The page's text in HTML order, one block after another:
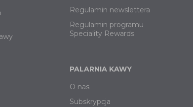
Regulamin newslettera
Regulamin programu
Speciality Rewards
PALARNIA KAWY
O nas
Subskrypcja